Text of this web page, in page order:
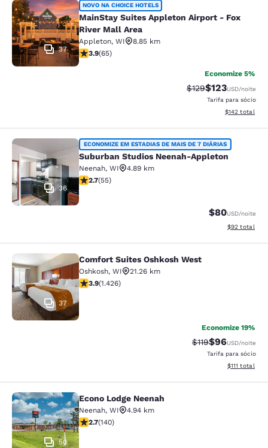
MainStay Suites Appleton Airport -
37
NOVO NA CHOICE HOTELS
MainStay Suites Appleton Airport - Fox
River Mall Area
Appleton, WI
8.85 km
classificação 3.88 estrelas. Bom. 65 avaliações
3.9(65)
Economize 5%
Tarifa anterior
$129Tarifa com
$123USD/noite
Tarifa para sócio
Exibir
$142 total
Suburban Studios Neenah-Appleton
36
ECONOMIZE EM ESTADIAS DE MAIS DE 7 DIÁRIAS
Suburban Studios Neenah-Appleton
Neenah, WI
4.89 km
classificação 2.71 estrelas. Razoável. 55 avaliações
2.7(55)
$80USD/noite
Exibir
$92 total
Comfort Suites Oshkosh West
37
Comfort Suites Oshkosh West
Oshkosh, WI
21.26 km
classificação 3.87 estrelas. Bom. 1426 avaliações
3.9(1.426)
Economize 19%
Tarifa anterior
$119Tarifa com
$96USD/noite
Tarifa para sócio
Exibir
$111 total
Econo Lodge Neenah
50
Econo Lodge Neenah
Neenah, WI
4.94 km
classificação 2.7 estrelas. Razoável. 140 avaliações
2.7(140)